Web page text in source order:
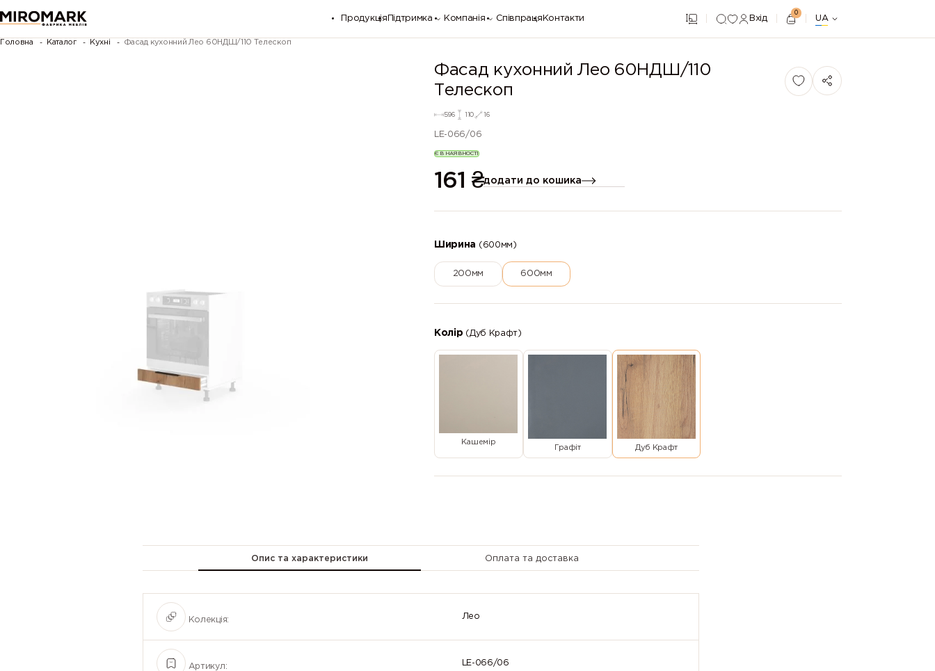
Продукція Підтримка Компанія Співпраця Контакти Вхід
0
UA
Головна Каталог Кухні Фасад кухонний Лео 60НДШ/110 Телескоп
Фасад кухонний Лео 60НДШ/110
Телескоп
596 110 16
LE-066/06
Є В НАЯВНОСТІ
161 ₴додати до кошика
Ширина (600мм)
200мм 600мм
Колір (Дуб Крафт)
Кашемір
Графіт Дуб Крафт
Опис та характеристики Оплата та доставка
Колекція: Лео
Артикул: LE-066/06